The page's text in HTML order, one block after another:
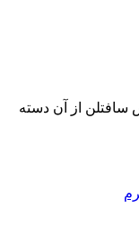
سافتلن از آن دسته